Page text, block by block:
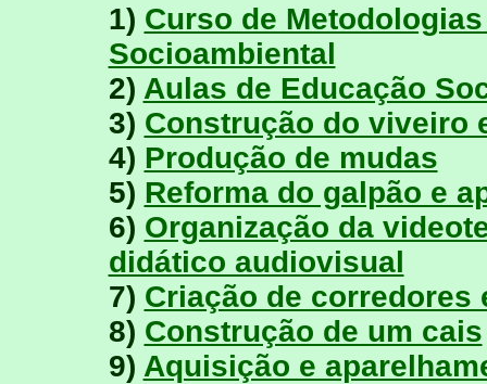
1) Curso de
Socioambiental
2) Aulas de Educação
3) Construção do viveiro
4) Produção de mudas
5) Reforma do galpão e
6) Organização da
didático audiovisual
7) Criação de
8) Construção de um cais
9) Aquisição e